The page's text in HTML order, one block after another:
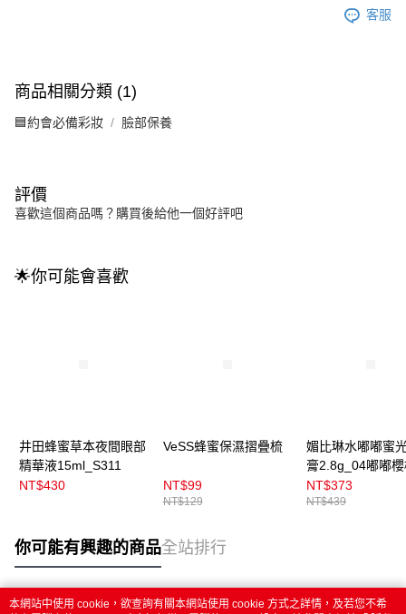
客服
商品相關分類 (1)
🟦約會必備彩妝 臉部保養
評價
喜歡這個商品嗎？購買後給他一個好評吧
🌟你可能會喜歡
井田蜂蜜草本夜間眼部
精華液15ml_S311
NT$430
VeSS蜂蜜保濕摺疊梳
NT$99
NT$129
媚比琳水嘟嘟蜜
膏2.8g_04嘟嘟
NT$373
NT$439
你可能有興趣的商品全站排行
本網站中使用 cookie，欲查詢有關本網站使用 cookie 方式之詳情，及若您不希